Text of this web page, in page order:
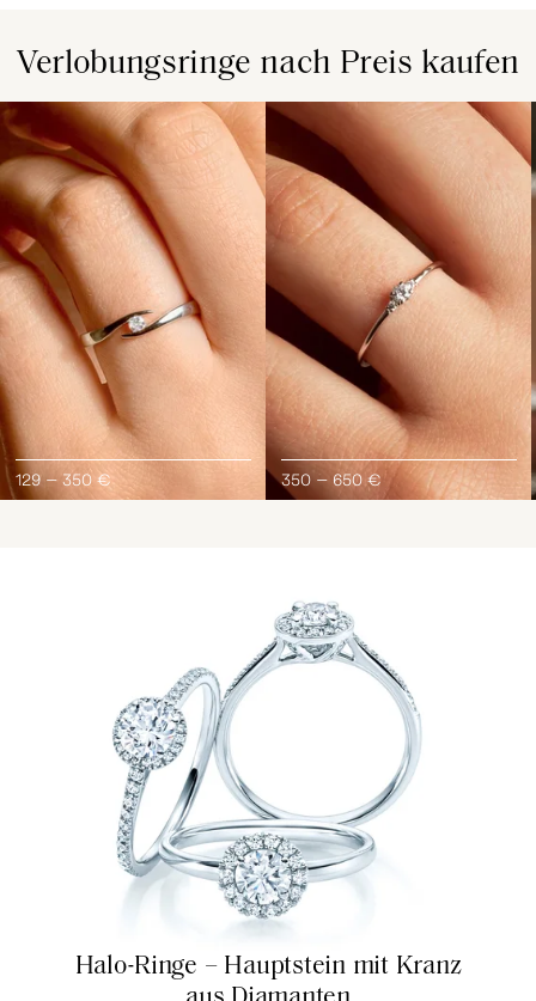
Verlobungsringe nach Preis kaufen
129 – 350 € 350 – 650 €
Halo-Ringe – Hauptstein mit Kranz